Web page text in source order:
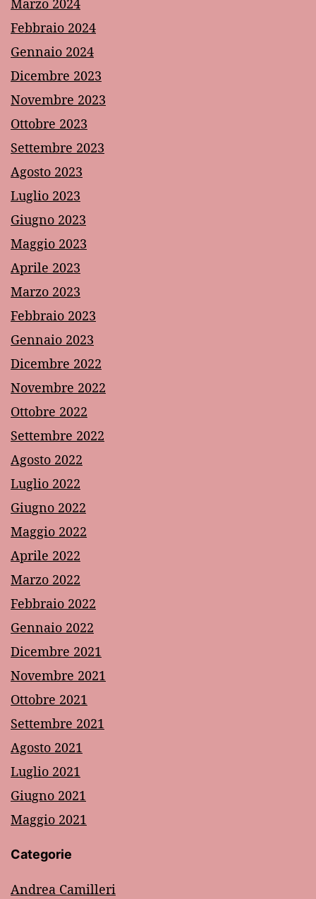
Marzo 2024
Febbraio 2024
Gennaio 2024
Dicembre 2023
Novembre 2023
Ottobre 2023
Settembre 2023
Agosto 2023
Luglio 2023
Giugno 2023
Maggio 2023
Aprile 2023
Marzo 2023
Febbraio 2023
Gennaio 2023
Dicembre 2022
Novembre 2022
Ottobre 2022
Settembre 2022
Agosto 2022
Luglio 2022
Giugno 2022
Maggio 2022
Aprile 2022
Marzo 2022
Febbraio 2022
Gennaio 2022
Dicembre 2021
Novembre 2021
Ottobre 2021
Settembre 2021
Agosto 2021
Luglio 2021
Giugno 2021
Maggio 2021
Categorie
Andrea Camilleri